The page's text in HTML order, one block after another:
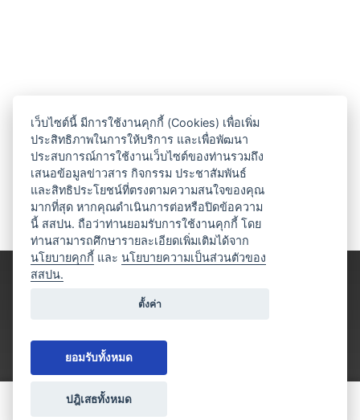
เว็บไซต์นี้ มีการใช้งานคุกกี้ (Cookies) เพื่อเพิ่ม
ประสิทธิภาพในการให้บริการ และเพื่อพัฒนา
ประสบการณ์การใช้งานเว็บไซต์ของท่านรวมถึง
เสนอข้อมูลข่าวสาร กิจกรรม ประชาสัมพันธ์
และสิทธิประโยชน์ที่ตรงตามความสนใจของคุณ
มากที่สุด หากคุณดำเนินการต่อหรือปิดข้อความ
นี้ สสปน. ถือว่าท่านยอมรับการใช้งานคุกกี้ โดย
ท่านสามารถศึกษารายละเอียดเพิ่มเติมได้จาก
นโยบายคุกกี้ และนโยบายความเป็นส่วนตัวของ
สสปน.
ตั้งค่า
ยอมรับทั้งหมด
ปฎิเสธทั้งหมด